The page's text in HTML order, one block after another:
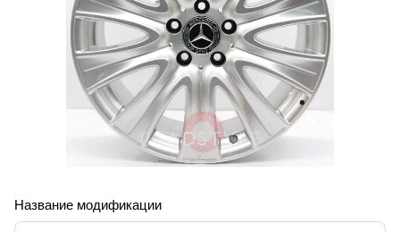
Название модификации